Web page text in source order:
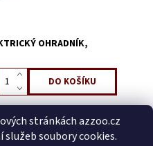
OHRADNÍK,
k této položce.
stránkách azzoo.cz
služeb soubory cookies.